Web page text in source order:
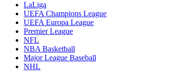
LaLiga
UEFA Champions League
UEFA Europa League
Premier League
NFL
NBA Basketball
Major League Baseball
NHL